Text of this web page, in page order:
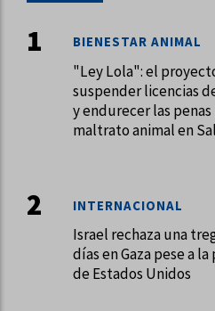
"Ley Lola": el
suspender licencias
y endurecer las
maltrato animal en
BIENESTAR ANIMAL
Israel rechaza una
días en Gaza pese a
de Estados Unidos
INTERNACIONAL